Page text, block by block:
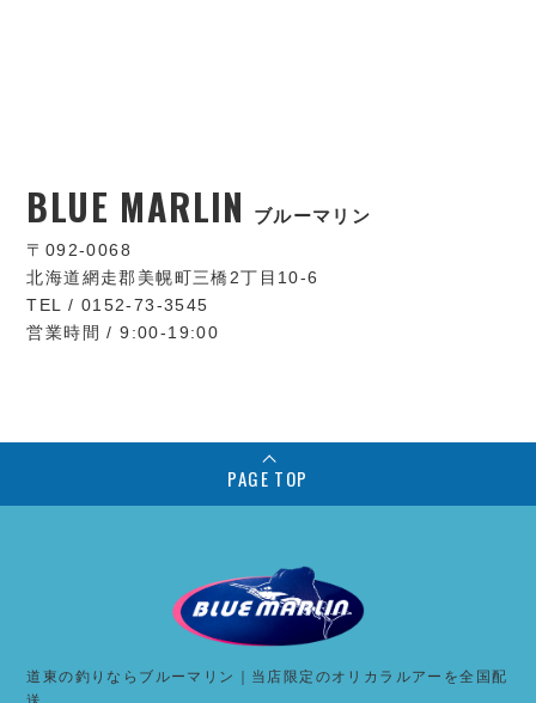
BLUE MARLIN ブルーマリン
〒092-0068
北海道網走郡美幌町三橋2丁目10-6
TEL / 0152-73-3545
営業時間 / 9:00-19:00
PAGE TOP
道東の釣りならブルーマリン｜当店限定のオリカラルアーを全国配